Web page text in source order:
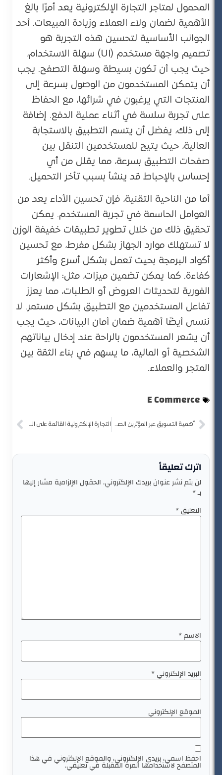
المحمول لمتاجر التجارة الإلكترونية يعد أمرًا بالغ
الأهمية لضمان ولاء العملاء وزيادة المبيعات. أحد
الجوانب الأساسية لتحسين هذه التجربة هو
تصميم واجهة مستخدم (UI) سهلة الاستخدام،
حيث يجب أن تكون بسيطة وسهلة التصفح. يجب
أن يتمكن المستخدمون من الوصول بسرعة إلى
المنتجات التي يرغبون في شرائها، مع الحفاظ
على تجربة سلسة في أثناء عملية الدفع. إضافة
إلى ذلك، يفضل أن يتسم التطبيق بالاستجابة
العالية، حيث يتيح للمستخدمين التنقل بين
صفحات التطبيق بسرعة، مما يقلل من أي
إحساس بالإحباط قد ينشأ بسبب تأخر التحميل​.
أما من الناحية التقنية، فإن تحسين الأداء يعد من
العوامل الحاسمة في تجربة المستخدم. يمكن
تحقيق ذلك من خلال تطوير تطبيقات خفيفة الوزن
لا تستهلك موارد الجهاز بشكل مفرط، مع تحسين
أكواد البرمجة بحيث تعمل بشكل أسرع وأكثر
كفاءة. كما يمكن تضمين ميزات، مثل: الإشعارات
الفورية لتحديثات العروض أو الطلبات، مما يعزز
تفاعل المستخدمين مع التطبيق بشكل مستمر. لا
ننسى أيضًا أهمية ضمان أمان البيانات، حيث يجب
أن يشعر المستخدمون بالراحة عند إدخال بياناتهم
الشخصية أو المالية، ما يسهم في بناء الثقة بين
المتجر والعملاء.
E Commerce
أهمية التسويق عبر المؤثرين الصغار لزيادة مبيعات متجرك الإلكتروني التجارة الإلكترونية القائمة على البيانات: كيف تحسن استراتيجيات التسويق والبيع؟
اترك تعليقاً
لن يتم نشر عنوان بريدك الإلكتروني.الحقول الإلزامية مشار إليها
*
التعليق*
الاسم*
البريد الإلكتروني*
الموقع الإلكتروني
احفظ اسمي، بريدي الإلكتروني، والموقع الإلكتروني في هذا
المتصفح لاستخدامها المرة المقبلة في تعليقي.